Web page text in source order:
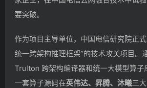
要突破。
作为项目主导单位，中国电信研究院正
统一跨架构推理框架”的技术攻关项目。
Trulton 跨架构编译器和统一大模型算子
一套算子源码在英伟达、昇腾、沐曦三